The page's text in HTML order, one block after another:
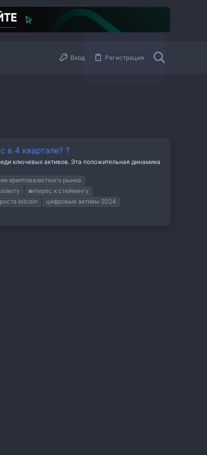
Вход Регистрация
в 4 квартале? ?
ключевых активов. Эта положительная динамика
криптовалютного рынка
интерес к стейкингу
bitcoin
цифровые активы 2024